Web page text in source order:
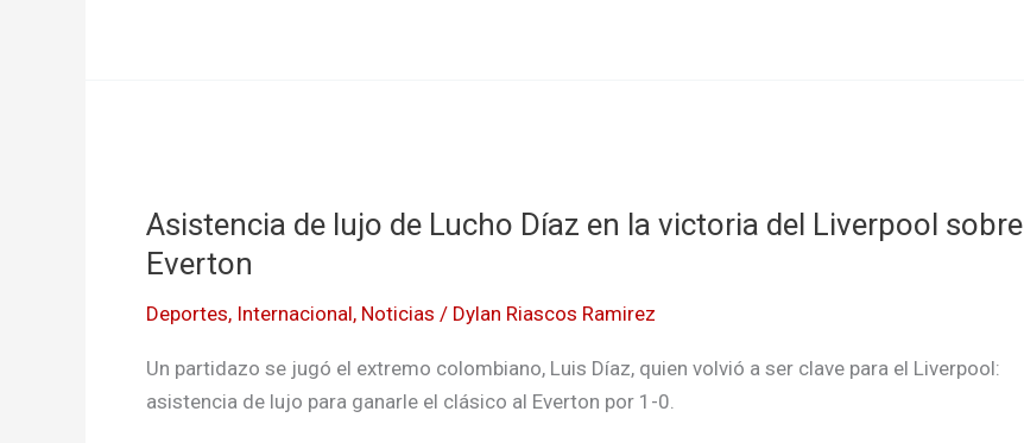
Asistencia de lujo de Lucho Díaz en la victoria del Liverpool sobre
Everton
Deportes, Internacional, Noticias / Dylan Riascos Ramirez
Un partidazo se jugó el extremo colombiano, Luis Díaz, quien volvió a ser clave para el Liverpool:
asistencia de lujo para ganarle el clásico al Everton por 1-0.
lujo
de
Díaz
en